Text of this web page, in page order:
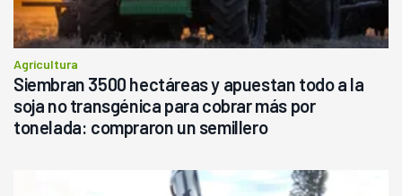
Agricultura
Siembran 3500 hectáreas y apuestan todo a la
soja no transgénica para cobrar más por
tonelada: compraron un semillero